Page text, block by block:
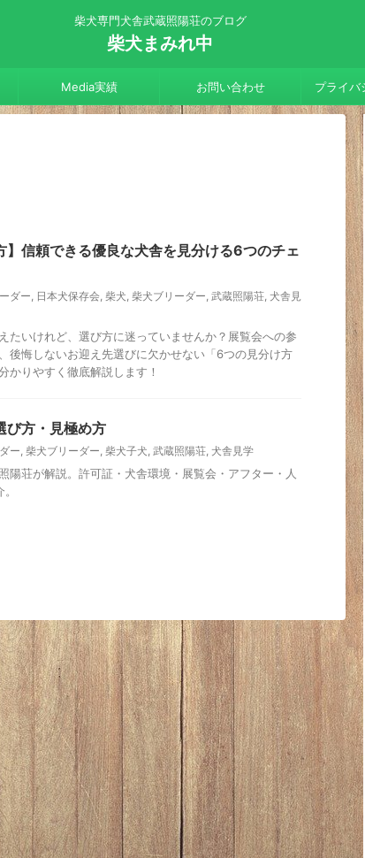
柴犬専門犬舎武蔵照陽荘のブログ
柴犬まみれ中
Media実績 お問い合わせ プライバ
】信頼できる優良な犬舎を見分ける6つのチェ
ダー, 日本犬保存会, 柴犬, 柴犬ブリーダー, 武蔵照陽荘, 犬舎見
たいけれど、選び方に迷っていませんか？展覧会への参
後悔しないお迎え先選びに欠かせない「6つの見分け方
かりやすく徹底解説します！
び方・見極め方
ー, 柴犬ブリーダー, 柴犬子犬, 武蔵照陽荘, 犬舎見学
陽荘が解説。許可証・犬舎環境・展覧会・アフター・人